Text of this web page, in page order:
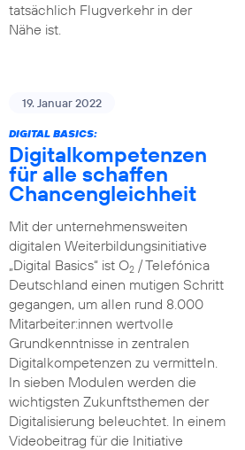
tatsächlich Flugverkehr in der
Nähe ist.
19. Januar 2022
DIGITAL BASICS:
Digitalkompetenzen
für alle schaffen
Chancengleichheit
Mit der unternehmensweiten
digitalen Weiterbildungsinitiative
„Digital Basics“ ist O2/ Telefónica
Deutschland einen mutigen Schritt
gegangen, um allen rund 8.000
Mitarbeiter:innen wertvolle
Grundkenntnisse in zentralen
Digitalkompetenzen zu vermitteln.
In sieben Modulen werden die
wichtigsten Zukunftsthemen der
Digitalisierung beleuchtet. In einem
Videobeitrag für die Initiative